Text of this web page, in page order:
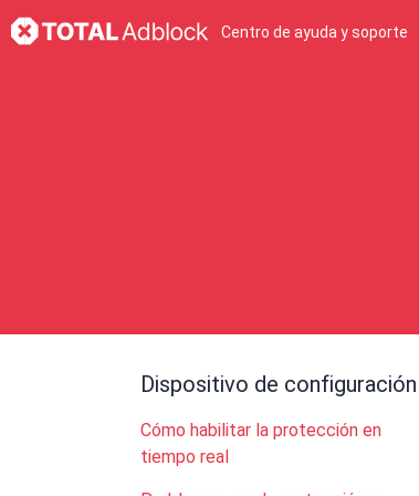
Centro de ayuda y soporte
Dispositivo de configuración
Cómo habilitar la protección en
tiempo real